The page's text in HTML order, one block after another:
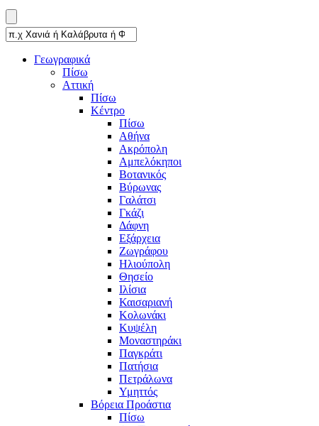
Γεωγραφικά
Πίσω
Αττική
Πίσω
Κέντρο
Πίσω
Αθήνα
Ακρόπολη
Αμπελόκηποι
Βοτανικός
Βύρωνας
Γαλάτσι
Γκάζι
Δάφνη
Εξάρχεια
Ζωγράφου
Ηλιούπολη
Θησείο
Ιλίσια
Καισαριανή
Κολωνάκι
Κυψέλη
Μοναστηράκι
Παγκράτι
Πατήσια
Πετράλωνα
Υμηττός
Βόρεια Προάστια
Πίσω